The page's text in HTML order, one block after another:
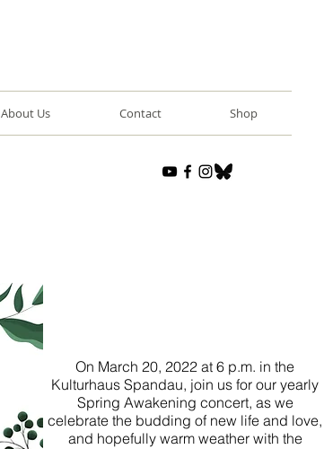
About Us Contact Shop
On March 20, 2022 at 6 p.m. in the
Kulturhaus Spandau, join us for our yearly
Spring Awakening concert, as we
celebrate the budding of new life and love,
and hopefully warm weather with the